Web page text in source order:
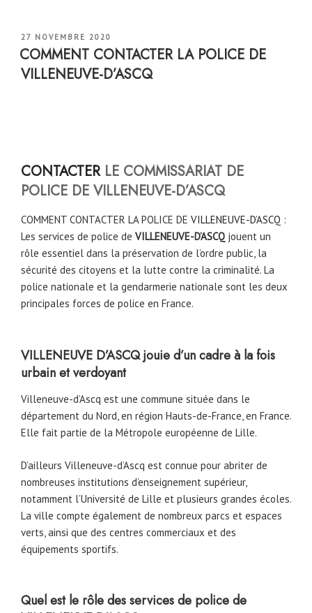
PUBLIÉ
LE
27 NOVEMBRE 2020
COMMENT CONTACTER LA POLICE DE
VILLENEUVE-D’ASCQ
CONTACTERLE COMMISSARIAT DE
POLICE DE VILLENEUVE-D’ASCQ
COMMENT CONTACTER LA POLICE DE VILLENEUVE-D’ASCQ :
Les services de police de VILLENEUVE-D’ASCQ jouent un
rôle essentiel dans la préservation de l’ordre public, la
sécurité des citoyens et la lutte contre la criminalité. La
police nationale et la gendarmerie nationale sont les deux
principales forces de police en France.
VILLENEUVE D’ASCQ jouie d’un cadre à la fois
urbain et verdoyant
Villeneuve-d’Ascq est une commune située dans le
département du Nord, en région Hauts-de-France, en France.
Elle fait partie de la Métropole européenne de Lille.
D’ailleurs Villeneuve-d’Ascq est connue pour abriter de
nombreuses institutions d’enseignement supérieur,
notamment l’Université de Lille et plusieurs grandes écoles.
La ville compte également de nombreux parcs et espaces
verts, ainsi que des centres commerciaux et des
équipements sportifs.
Quel est le rôle des services de police de